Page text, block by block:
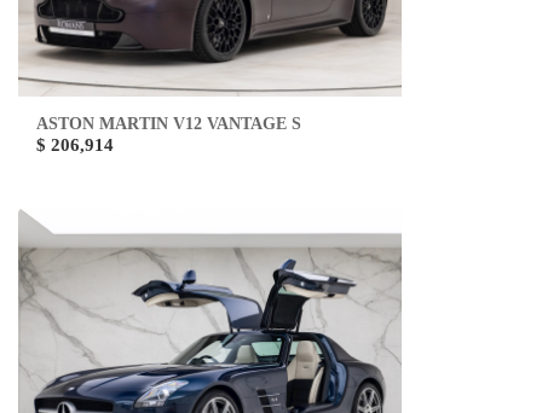
ASTON MARTIN V12 VANTAGE S
$ 206,914